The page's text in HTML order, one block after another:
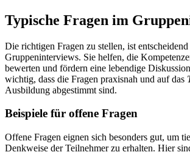
Typische Fragen im
Die richtigen Fragen zu stellen, ist
Gruppeninterviews. Sie helfen, die
bewerten und fördern eine lebendige
wichtig, dass die Fragen praxisnah und auf das
Ausbildung abgestimmt sind.
Beispiele für offene Fragen
Offene Fragen eignen sich besonders gut, um
Denkweise der Teilnehmer zu erhalten. Hier